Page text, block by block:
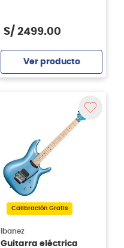
S/ 2499.00
Ver producto
Calibración Gratis
Ibanez
Guitarra eléctrica